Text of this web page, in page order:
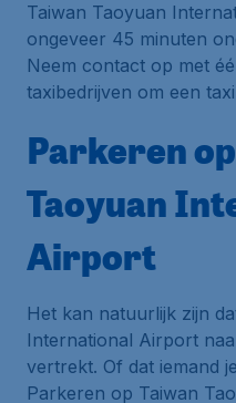
Taiwan Taoyuan
ongeveer 45 minuten
Neem contact op met
taxibedrijven om een
Parkeren
Taoyuan
Airport
Het kan natuurlijk zijn
International Airport
vertrekt. Of dat iemand
Parkeren op Taiwan